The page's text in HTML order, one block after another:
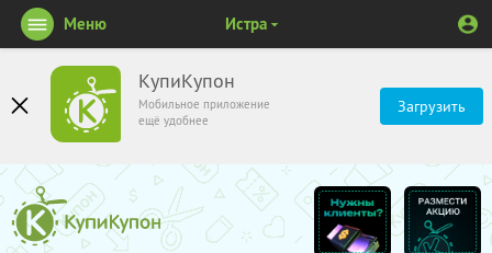
КупиКупон
Мобильное приложение
ещё удобнее
Загрузить
Меню Истра